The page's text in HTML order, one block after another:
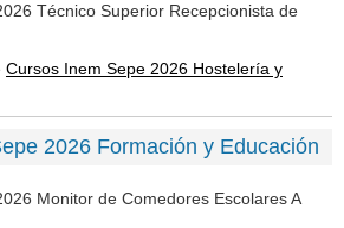
Técnico Superior Recepcionista de
Cursos Inem Sepe 2026 Hostelería y
2026 Formación y Educación
Monitor de Comedores Escolares A